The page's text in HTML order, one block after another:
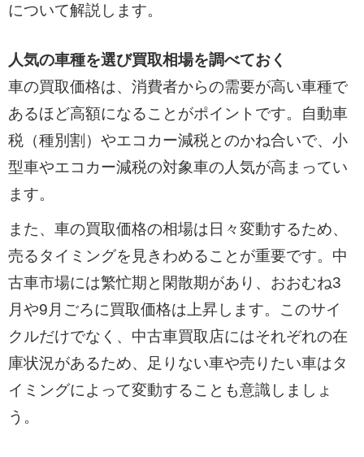
について解説します。
人気の車種を選び買取相場を調べておく
車の買取価格は、消費者からの需要が高い車種で
あるほど高額になることがポイントです。自動車
税（種別割）やエコカー減税とのかね合いで、小
型車やエコカー減税の対象車の人気が高まってい
ます。
また、車の買取価格の相場は日々変動するため、
売るタイミングを見きわめることが重要です。中
古車市場には繁忙期と閑散期があり、おおむね3
月や9月ごろに買取価格は上昇します。このサイ
クルだけでなく、中古車買取店にはそれぞれの在
庫状況があるため、足りない車や売りたい車はタ
イミングによって変動することも意識しましょ
う。